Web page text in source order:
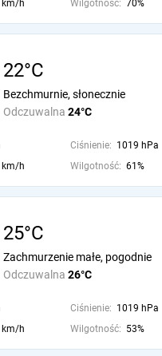
km/h Wilgotność: 70%
22°C
Odczuwalna 24°C
Bezchmurnie, słonecznie
Ciśnienie: 1019 hPa
km/h Wilgotność: 61%
25°C
Odczuwalna 26°C
Zachmurzenie małe, pogodnie
Ciśnienie: 1019 hPa
km/h Wilgotność: 53%